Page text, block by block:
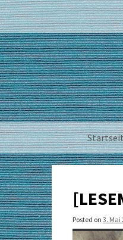
Skip
to
content
Posted on 3. Mai